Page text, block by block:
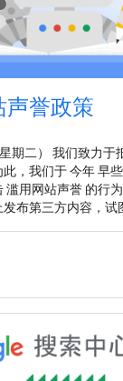
声誉政策
期二） 我们致力于
，我们于 今年 早
滥用网站声誉 的行
布第三方内容，试